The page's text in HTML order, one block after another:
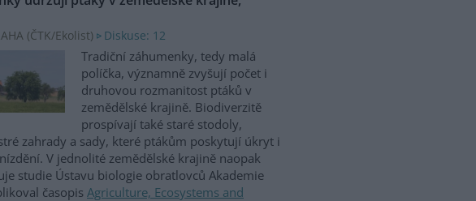
(ČTK/Ekolist) Diskuse: 12
Tradiční záhumenky, tedy malá
políčka, významně zvyšují počet i
druhovou rozmanitost ptáků v
zemědělské krajině. Biodiverzitě
prospívají také staré stodoly,
zahrady a sady, které ptákům poskytují úkryt i
V jednolité zemědělské krajině naopak
studie Ústavu biologie obratlovců Akademie
časopis Agriculture, Ecosystems and